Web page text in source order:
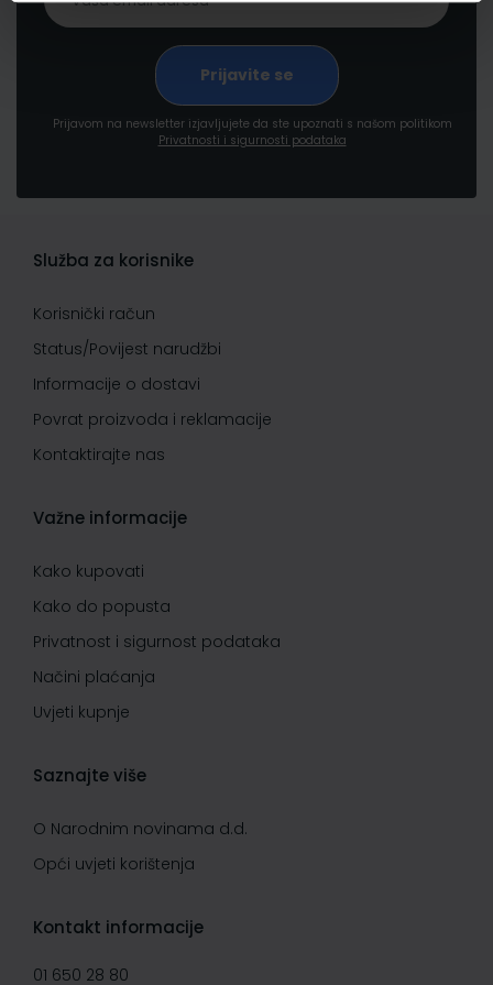
Prijavom na newsletter izjavljujete da ste upoznati s našom politikom
Privatnosti i sigurnosti podataka
Služba za korisnike
Korisnički račun
Status/Povijest narudžbi
Informacije o dostavi
Povrat proizvoda i reklamacije
Kontaktirajte nas
Važne informacije
Kako kupovati
Kako do popusta
Privatnost i sigurnost podataka
Načini plaćanja
Uvjeti kupnje
Saznajte više
O Narodnim novinama d.d.
Opći uvjeti korištenja
Kontakt informacije
01 650 28 80